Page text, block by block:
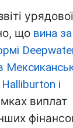
урядової
що вина
і
виплат